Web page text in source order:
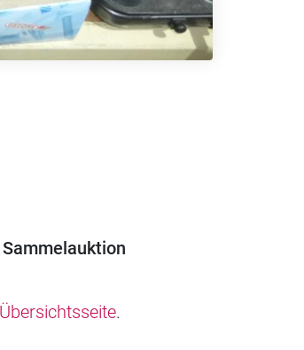
Übersichtsseite.